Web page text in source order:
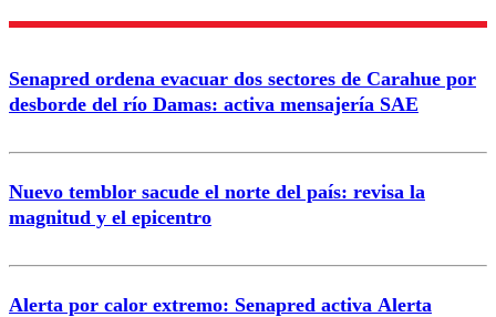
Correo
Senapred ordena evacuar dos sectores de Carahue por
desborde del río Damas: activa mensajería SAE
Nuevo temblor sacude el norte del país: revisa la
magnitud y el epicentro
Alerta por calor extremo: Senapred activa Alerta